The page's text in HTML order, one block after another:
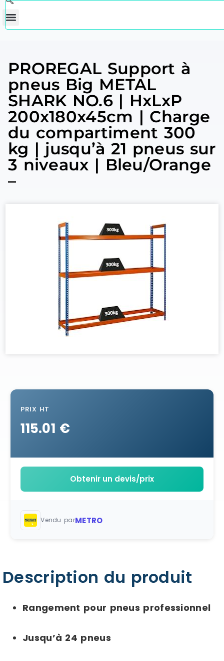
PROREGAL Support à
pneus Big METAL
SHARK NO.6 | HxLxP
200x180x45cm | Charge
du compartiment 300
kg | jusqu’à 21 pneus sur
3 niveaux | Bleu/Orange
–
PRIX HT
115.01 €
Obtenir un devis/prix
Vendu parMETRO
Description du produit
Rangement pour pneus professionnel
Jusqu’à 24 pneus